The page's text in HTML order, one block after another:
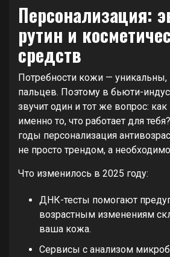
Персонализация:
рутин и
средств
Потребности кожи — уникальны,
пальцев. Поэтому в бьюти-
звучит один и тот же вопрос: как
именно то, что работает для
годы персонализация
не просто трендом, а
Что изменилось в 2025 году:
ДНК-тесты помогают
возрастным изменениям
ваша кожа.
Сервисы с анализом